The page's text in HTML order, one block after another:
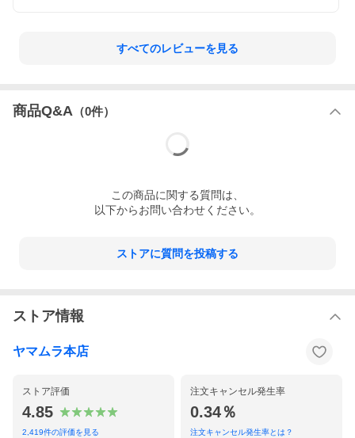
すべてのレビューを見る
商品Q&A （0件）
この商品に関する質問は、
以下からお問い合わせください。
ストアに質問を投稿する
ストア情報
ヤマムラ本店
ストア評価
4.85
2,419件の評価を見る
注文キャンセル発生率
0.34％
注文キャンセル発生率とは？